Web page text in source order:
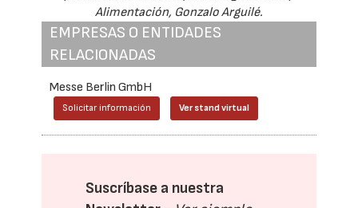
Alimentación, Gonzalo Arguilé.
EMPRESAS O ENTIDADES
RELACIONADAS
Messe Berlin GmbH
Solicitar información Ver stand virtual
Suscríbase a nuestra